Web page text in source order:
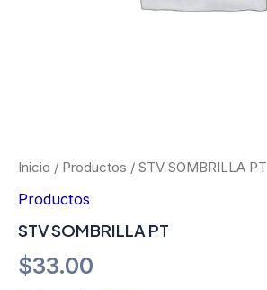
Inicio / Productos / STV SOMBRILLA PT
Productos
STV SOMBRILLA PT
$33.00